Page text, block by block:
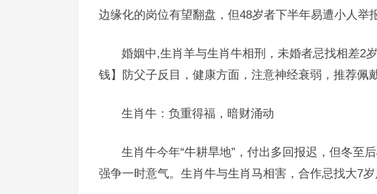
边缘化的岗位有望翻盘，但48岁者下半年易遭小人举
婚姻中,生肖羊与生肖牛相刑，未婚者忌找相差2
钱】防父子反目，健康方面，注意神经衰弱，推荐佩
生肖牛：负重得福，暗财涌动
生肖牛今年“牛耕旱地”，付出多回报迟，但冬至
强争一时意气。生肖牛与生肖马相害，合作忌找大7岁